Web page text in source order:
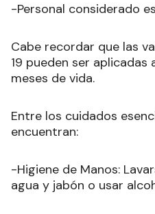
-Personal considerado
Cabe recordar que las
19 pueden ser aplicadas
meses de vida.
Entre los cuidados
encuentran:
-Higiene de Manos:
agua y jabón o usar